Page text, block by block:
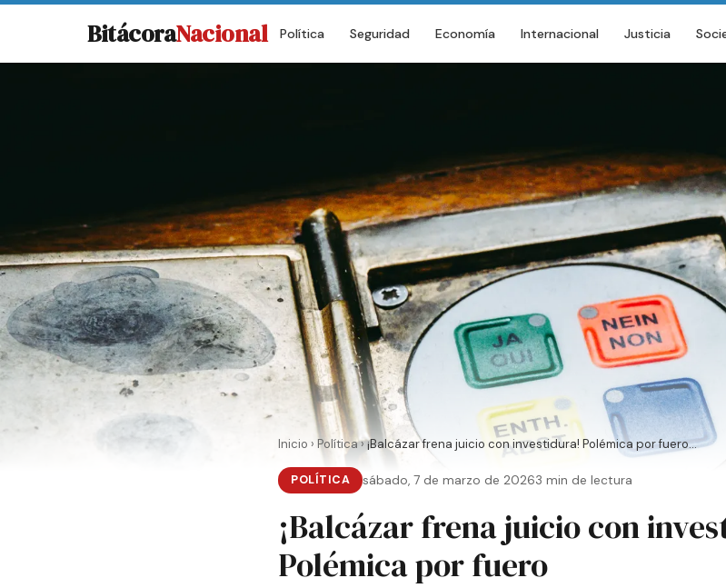
BitácoraNacional Política Seguridad Economía Internacional Justicia
Inicio › Política›¡Balcázar frena juicio con investidura! Polémica por fuero...
POLÍTICA sábado, 7 de marzo de 20263 min de lectura
¡Balcázar frena juicio con
Polémica por fuero